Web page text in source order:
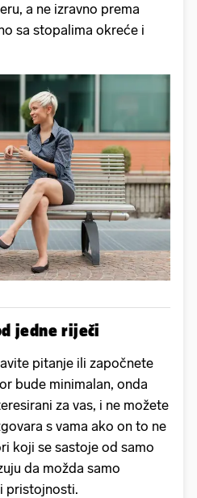
a ne izravno prema
sa stopalima okreće i
jedne riječi
pitanje ili započnete
bude minimalan, onda
za vas, i ne možete
s vama ako on to ne
koji se sastoje od samo
da možda samo
pristojnosti.